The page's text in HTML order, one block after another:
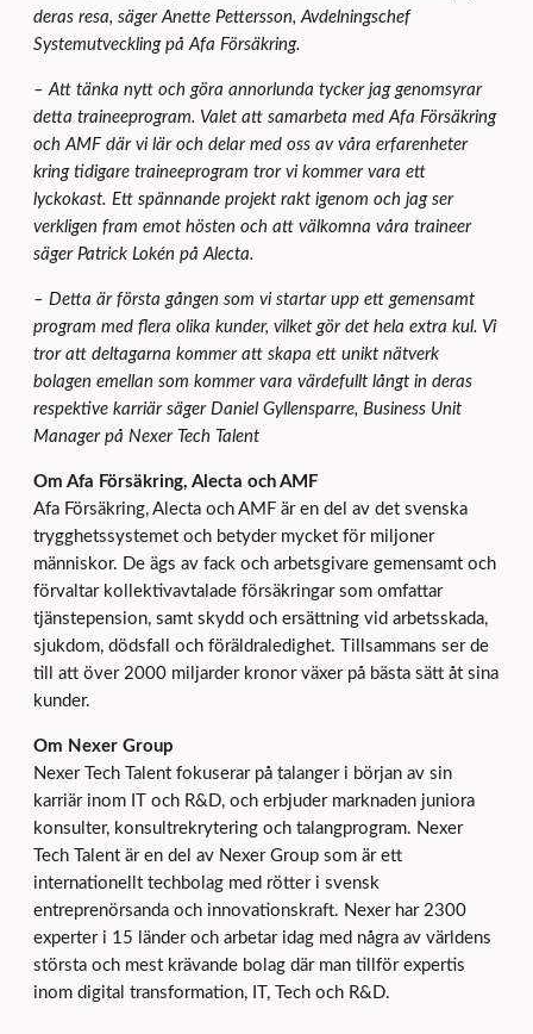
deras resa, säger Anette Pettersson, Avdelningschef
Systemutveckling på Afa Försäkring.
–Att tänka nytt och göra annorlunda tycker jag genomsyrar
detta traineeprogram. Valet att samarbeta med Afa Försäkring
och AMF där vi lär och delar med oss av våra erfarenheter
kring tidigare traineeprogram tror vi kommer vara ett
lyckokast. Ett spännande projekt rakt igenom och jag ser
verkligen fram emot hösten och att välkomna våra traineer
säger Patrick Lokén på Alecta.
– Detta är första gången som vi startar upp ett gemensamt
program med flera olika kunder, vilket gör det hela extra kul. Vi
tror att deltagarna kommer att skapa ett unikt nätverk
bolagen emellan som kommer vara värdefullt långt in deras
respektive karriär säger Daniel Gyllensparre, Business Unit
Manager på Nexer Tech Talent
Om Afa Försäkring, Alecta och AMF
Afa Försäkring, Alecta och AMF är en del av det svenska
trygghetssystemet och betyder mycket för miljoner
människor. De ägs av fack och arbetsgivare gemensamt och
förvaltar kollektivavtalade försäkringar som omfattar
tjänstepension, samt skydd och ersättning vid arbetsskada,
sjukdom, dödsfall och föräldraledighet. Tillsammans ser de
till att över 2000 miljarder kronor växer på bästa sätt åt sina
kunder.
Om Nexer Group
Nexer Tech Talent fokuserar på talanger i början av sin
karriär inom IT och R&D, och erbjuder marknaden juniora
konsulter, konsultrekrytering och talangprogram. Nexer
Tech Talent är en del av Nexer Group som är ett
internationellt techbolag med rötter i svensk
entreprenörsanda och innovationskraft. Nexer har 2300
experter i 15 länder och arbetar idag med några av världens
största och mest krävande bolag där man tillför expertis
inom digital transformation, IT, Tech och R&D.